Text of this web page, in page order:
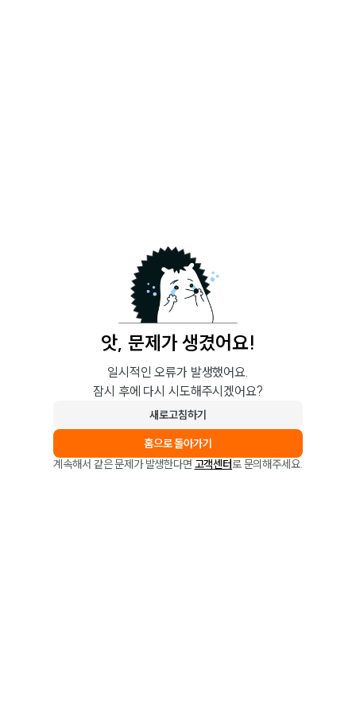
앗, 문제가 생겼어요!
일시적인 오류가 발생했어요.
잠시 후에 다시 시도해주시겠어요?
새로고침하기
홈으로 돌아가기
계속해서 같은 문제가 발생한다면 고객센터로 문의해주세요.